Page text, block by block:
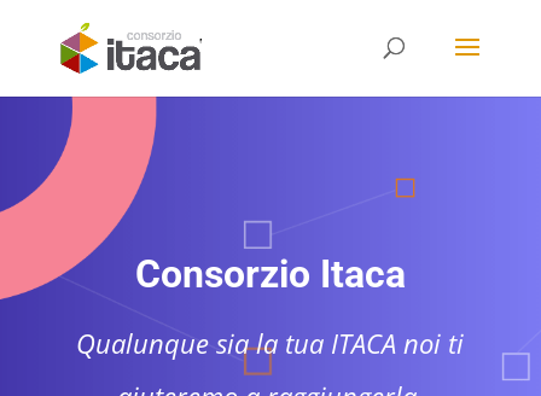
Consorzio Itaca
Qualunque sia la tua ITACA noi ti